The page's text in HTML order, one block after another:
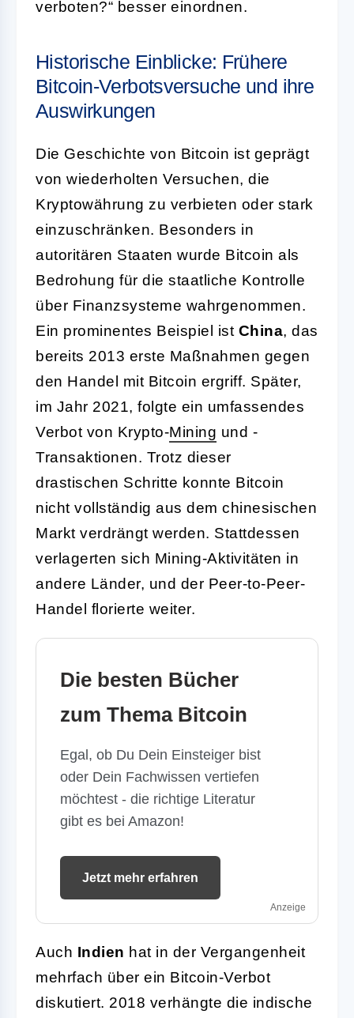
verboten?“ besser einordnen.
Historische Einblicke: Frühere
Bitcoin-Verbotsversuche und ihre
Auswirkungen
Die Geschichte von Bitcoin ist geprägt
von wiederholten Versuchen, die
Kryptowährung zu verbieten oder stark
einzuschränken. Besonders in
autoritären Staaten wurde Bitcoin als
Bedrohung für die staatliche Kontrolle
über Finanzsysteme wahrgenommen.
Ein prominentes Beispiel ist China, das
bereits 2013 erste Maßnahmen gegen
den Handel mit Bitcoin ergriff. Später,
im Jahr 2021, folgte ein umfassendes
Verbot von Krypto-Mining und -
Transaktionen. Trotz dieser
drastischen Schritte konnte Bitcoin
nicht vollständig aus dem chinesischen
Markt verdrängt werden. Stattdessen
verlagerten sich Mining-Aktivitäten in
andere Länder, und der Peer-to-Peer-
Handel florierte weiter.
Die besten Bücher
zum Thema Bitcoin
Egal, ob Du Dein Einsteiger bist
oder Dein Fachwissen vertiefen
möchtest - die richtige Literatur
gibt es bei Amazon!
Jetzt mehr erfahren
Anzeige
Auch Indien hat in der Vergangenheit
mehrfach über ein Bitcoin-Verbot
diskutiert. 2018 verhängte die indische